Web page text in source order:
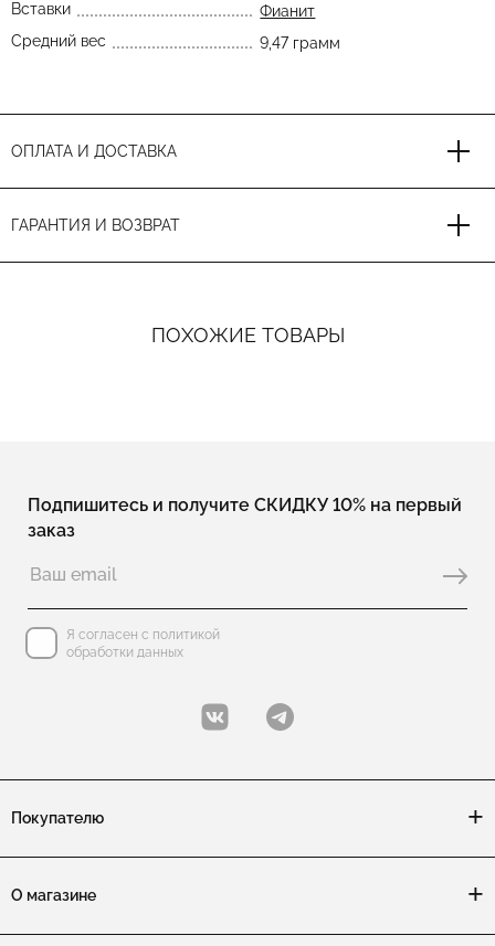
Вставки
Фианит
Средний вес
9,47 грамм
ОПЛАТА И ДОСТАВКА
ГАРАНТИЯ И ВОЗВРАТ
ПОХОЖИЕ ТОВАРЫ
Подпишитесь и получите СКИДКУ 10% на первый
заказ
Я согласен с политикой
обработки данных
Покупателю
О магазине